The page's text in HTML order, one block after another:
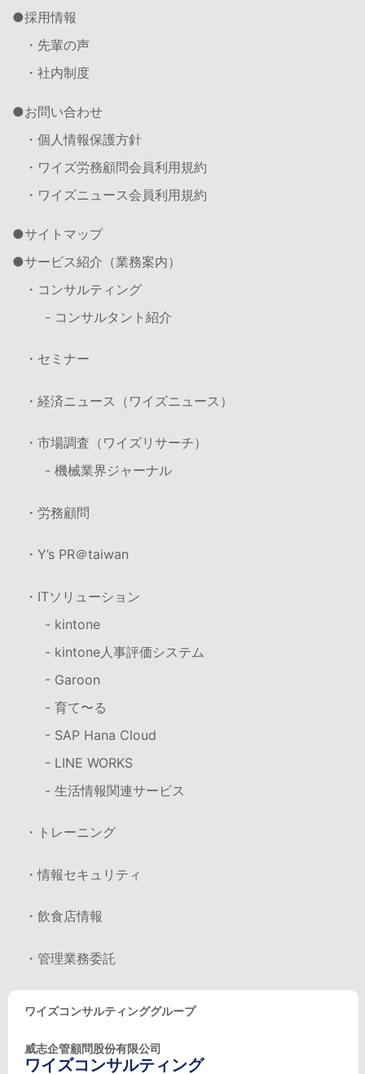
採用情報
・先輩の声
・社内制度
お問い合わせ
・個人情報保護方針
・ワイズ労務顧問会員利用規約
・ワイズニュース会員利用規約
サイトマップ
サービス紹介（業務案内）
・コンサルティング
- コンサルタント紹介
・セミナー
・経済ニュース（ワイズニュース）
・市場調査（ワイズリサーチ）
- 機械業界ジャーナル
・労務顧問
・Y’s PR＠taiwan
・ITソリューション
- kintone
- kintone人事評価システム
- Garoon
- 育て〜る
- SAP Hana Cloud
- LINE WORKS
- 生活情報関連サービス
・トレーニング
・情報セキュリティ
・飲食店情報
・管理業務委託
ワイズコンサルティンググループ
威志企管顧問股份有限公司
ワイズコンサルティング